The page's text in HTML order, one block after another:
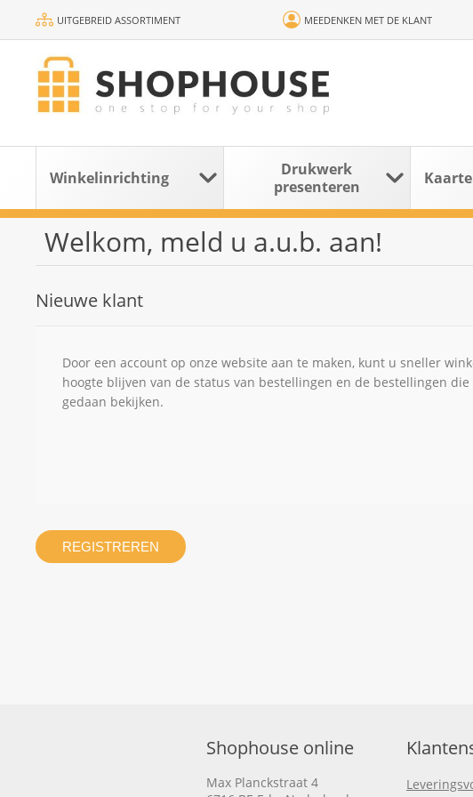
UITGEBREID ASSORTIMENT MEEDENKEN MET DE KLANT
Winkelinrichting
Drukwerk
presenteren
Welkom, meld u a.u.b. aan!
Nieuwe klant
Door een account op onze website aan te maken, kunt u sneller
hoogte blijven van de status van bestellingen en de bestellingen
gedaan bekijken.
REGISTREREN
Shophouse online
Max Planckstraat 4